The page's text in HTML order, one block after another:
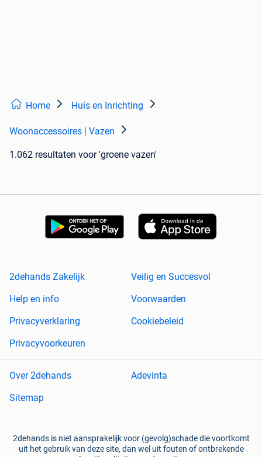
Home Huis en Inrichting
Woonaccessoires | Vazen
1.062 resultaten voor 'groene vazen'
2dehands Zakelijk
Veilig en Succesvol
Help en info
Voorwaarden
Privacyverklaring
Cookiebeleid
Privacyvoorkeuren
Over 2dehands
Adevinta
Sitemap
2dehands is niet aansprakelijk voor (gevolg)schade die voortkomt
uit het gebruik van deze site, dan wel uit fouten of ontbrekende